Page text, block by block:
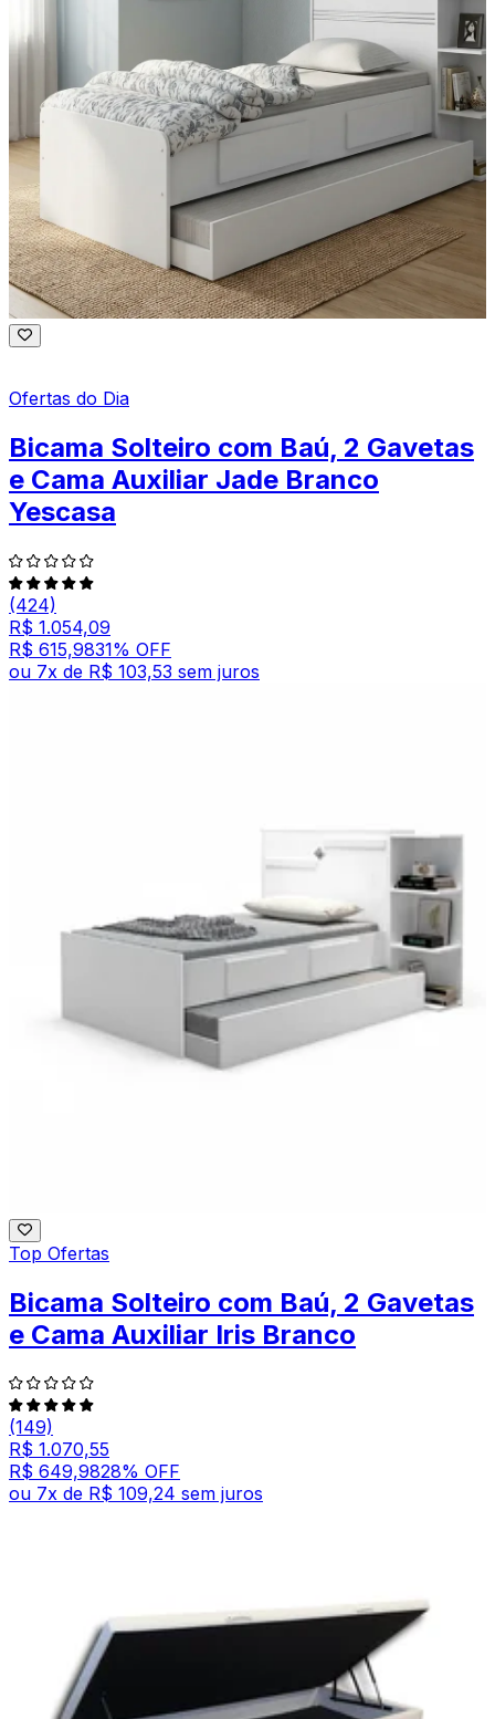
Ofertas do Dia
Bicama Solteiro com Baú, 2 Gavetas
e Cama Auxiliar Jade Branco
Yescasa
(424)
R$ 1.054,09
R$ 615,9831% OFF
ou 7x de R$ 103,53 sem juros
Top Ofertas
Bicama Solteiro com Baú, 2 Gavetas
e Cama Auxiliar Iris Branco
(149)
R$ 1.070,55
R$ 649,9828% OFF
ou 7x de R$ 109,24 sem juros